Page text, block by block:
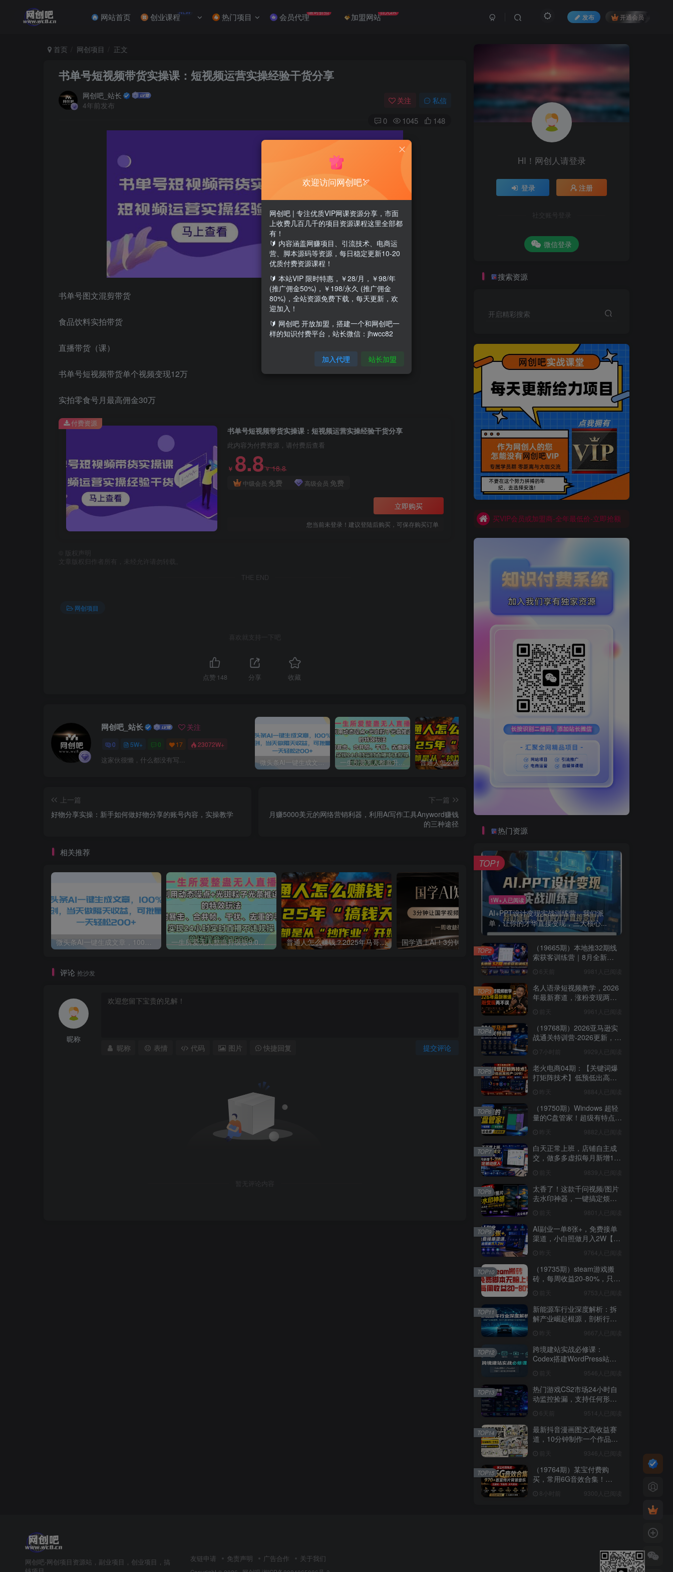
网站首页 创业课程NEW 热门项目 会员代理限时折扣 加盟网站日入2K
发布 开通会员
首页 网创项目 正文
书单号短视频带货实操课：短视频运营实操经验干货分享
网创吧_站长
4年前发布
关注 私信
0 1045 148
书单号图文混剪带货
食品饮料实拍带货
直播带货（课）
书单号短视频带货单个视频变现12万
实拍零食号月最高佣金30万
书单号短视频带货实操课：短视频运营实操经验干货分享
此内容为付费资源，请付费后查看
￥ 8.8￥18.8
中级会员 免费 高级会员 免费
立即购买
您当前未登录！建议登陆后购买，可保存购买订单
付费资源
版权声明
文章版权归作者所有，未经允许请勿转载。
THE END
网创项目
喜欢就支持一下吧
点赞 148 分享 收藏
网创吧_站长 关注
0 5W+ 0 17 23072W+
这家伙很懒，什么都没有写... 一生所爱无人整蛊升级版9.0，利用动态噪点+光斑粒子光条推进的特效玩法，内附暴击、合并帧、干扰、去重的手法，实现24小时实时直播不违规操，单场日入1500+，小白也能无脑驾驭 国学遇上AI！3分钟让国学视频破10万播放
上一篇
好物分享实操：新手如何做好物分享的账号内容，实操教学
下一篇
月赚5000美元的网络营销利器，利用Ai写作工具Anyword赚钱
的三种途径
相关推荐
一生所爱无人整蛊升级版9.0，利用动态噪点+光斑粒子光条推进的特效玩法，内附暴击、合并帧、干扰、去重的手法，实现24小时实时直播不违规操，单场日入1500+，小白也能无脑驾驭 普通人怎么赚钱？2025年马哥揭秘“搞钱天条”：高手都是从“抄作业”开始的！(3步法) 国学遇上AI！3分钟让国学视频破10万播放
评论 抢沙发
昵称
提交评论
昵称 表情 代码 图片 快捷回复
暂无评论内容
HI！网创人请登录
登录 注册
社交账号登录
微信登录
搜索资源
开启精彩搜索
买VIP会员或加盟商-全年最低价-立即抢额
网创吧-限时优惠 别错过!
买VIP会员或加盟商-全年最低价-立即抢额
网创吧-限时优惠 别错过!
热门资源
1W+人已阅读
AI+PPT设计变现实战训练营，我们派
单，让你的才华直接变现，三大核心...
TOP1
（19665期）本地推32期线
索获客训练营｜8月全新
启动搜索广告素材优化全链
路实操教学
6天前 9981人已阅读
TOP2
名人语录短视频教学，2026
年最新赛道，涨粉变现两不
9961人已阅读
TOP3
（19768期）2026亚马逊实
战通关特训营-2026更新，多
用，从0到1打造盈利店铺
7小时前 9929人已阅读
TOP4
老火电商04期：【关键词爆
打矩阵技术】低预低出高投
昨天 9884人已阅读
TOP5
（19750期）Windows 超轻
量的C盘管家！超级有特点，
2M大小体积，完全免费 C盘
管家
昨天 9882人已阅读
TOP6
白天正常上班，店铺自主成
交，做多多虚拟每月新增1-
9839人已阅读
TOP7
太香了！这款千问视频/图片
去水印神器，一键搞定烦人
器拓展插件
9801人已阅读
TOP8
AI副业一单8张+，免费接单
渠道，小白照做月入2W【揭
昨天 9764人已阅读
TOP9
（19735期）steam游戏搬
砖，每周收益20-80%，只需
万，零风险长期做9753人已阅读
TOP10
新能源车行业深度解析：拆
解产业崛起根源，剖析行业
昨天 9667人已阅读
TOP11
跨境建站实战必修课：
Codex搭建WordPress站
量阵地
9546人已阅读
TOP12
热门游戏CS2市场24小时自
动监控捡漏，支持任何形式
手，日入300+【揭秘】
6天前 9514人已阅读
TOP13
最新抖音漫画图文高收益赛
道，10分钟制作一个作品，
9346人已阅读
TOP14
（19764期）某宝付费购
买，常用6G音效合集！
版权可商用大气素材，分类
8小时前 9300人已阅读
TOP15
网创吧-网创项目资源站，副业项目，创业项目，搞
友链申请 免责声明 广告合作 关于我们
欢迎访问网创吧🏹
网创吧 | 专注优质VIP网课资源分享，市面
上收费几百几千的项目资源课程这里全部都
有！
🔰 内容涵盖网赚项目、引流技术、电商运
营、脚本源码等资源，每日稳定更新10-20
优质付费资源课程！
🔰 本站VIP 限时特惠，￥28/月，￥98/年
(推广佣金50%)，￥198/永久 (推广佣金
80%)，全站资源免费下载，每天更新，欢
迎加入！
🔰 网创吧 开放加盟，搭建一个和网创吧一
样的知识付费平台，站长微信：jhwcc82
加入代理 站长加盟